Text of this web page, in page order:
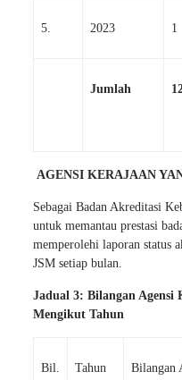
5. 2023 1
Jumlah
AGENSI KERAJAAN
Sebagai Badan Akreditasi
untuk memantau prestasi
memperolehi laporan status
JSM setiap bulan.
Jadual 3: Bilangan Agensi
Mengikut Tahun
Bil. Tahun Bilangan